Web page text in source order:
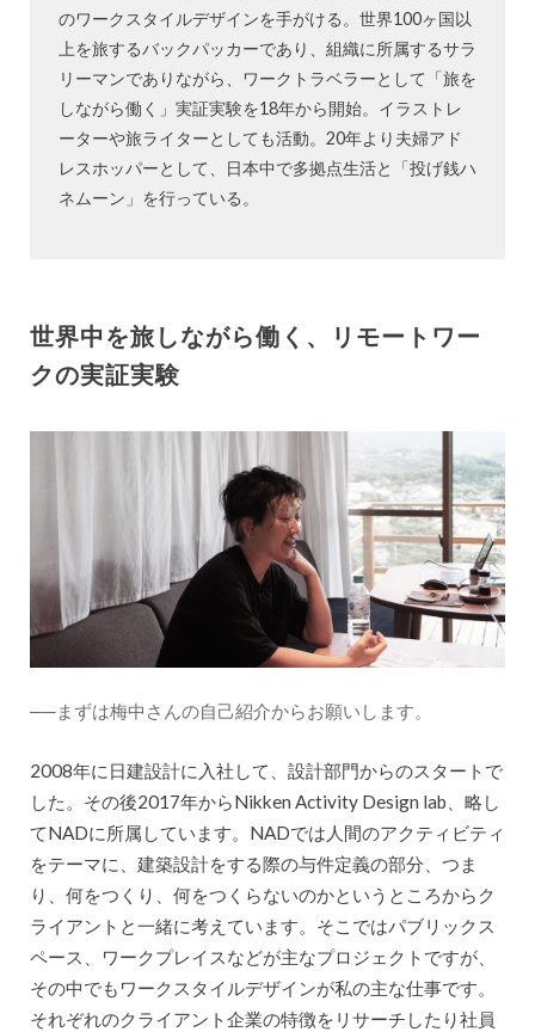
のワークスタイルデザインを手がける。世界100ヶ国以
上を旅するバックパッカーであり、組織に所属するサラ
リーマンでありながら、ワークトラベラーとして「旅を
しながら働く」実証実験を18年から開始。イラストレ
ーターや旅ライターとしても活動。20年より夫婦アド
レスホッパーとして、日本中で多拠点生活と「投げ銭ハ
ネムーン」を行っている。
世界中を旅しながら働く、リモートワー
クの実証実験
──まずは梅中さんの自己紹介からお願いします。
2008年に日建設計に入社して、設計部門からのスタートで
した。その後2017年からNikken Activity Design lab、略し
てNADに所属しています。NADでは人間のアクティビティ
をテーマに、建築設計をする際の与件定義の部分、つま
り、何をつくり、何をつくらないのかというところからク
ライアントと一緒に考えています。そこではパブリックス
ペース、ワークプレイスなどが主なプロジェクトですが、
その中でもワークスタイルデザインが私の主な仕事です。
それぞれのクライアント企業の特徴をリサーチしたり社員